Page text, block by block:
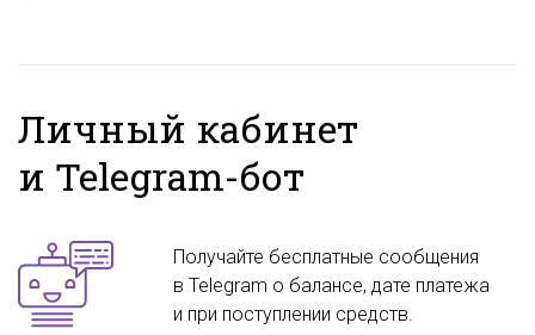
Личный кабинет
и Telegram-бот
Получайте бесплатные сообщения
в Telegram о балансе, дате платежа
и при поступлении средств.